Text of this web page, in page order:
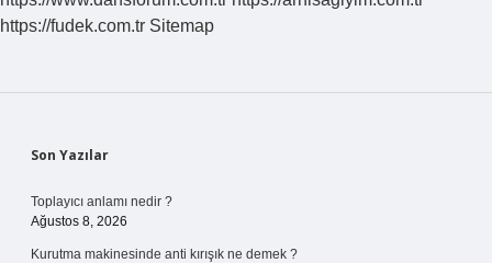
https://fudek.com.tr Sitemap
Sidebar
Son Yazılar
Toplayıcı anlamı nedir ?
Ağustos 8, 2026
Kurutma makinesinde anti kırışık ne demek ?